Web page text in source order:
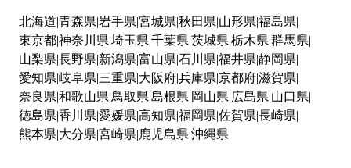
北海道 青森県 岩手県 宮城県 秋田県 山形県 福島県
東京都神奈川県 埼玉県 千葉県 茨城県 栃木県 群馬県
山梨県 長野県 新潟県 富山県 石川県 福井県 静岡県
愛知県 岐阜県 三重県 大阪府兵庫県 京都府滋賀県
奈良県 和歌山県 鳥取県 島根県 岡山県 広島県 山口県
徳島県 香川県 愛媛県 高知県 福岡県 佐賀県 長崎県
熊本県 大分県 宮崎県 鹿児島県 沖縄県